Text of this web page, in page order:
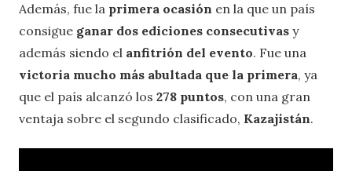
Además, fue la primera ocasión en la que un país
consigue ganar dos ediciones consecutivas y
además siendo el anfitrión del evento. Fue una
victoria mucho más abultada que la primera, ya
que el país alcanzó los 278 puntos, con una gran
ventaja sobre el segundo clasificado, Kazajistán.